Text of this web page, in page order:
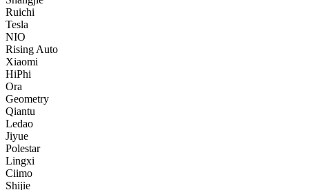
Ruichi
Tesla
NIO
Rising Auto
Xiaomi
HiPhi
Ora
Geometry
Qiantu
Ledao
Jiyue
Polestar
Lingxi
Ciimo
Shijie